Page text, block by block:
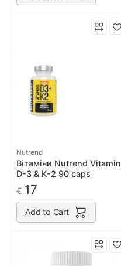
Nutrend
Вітаміни Nutrend Vitamin
D-3 & K-2 90 caps
€ 17
Add to Cart